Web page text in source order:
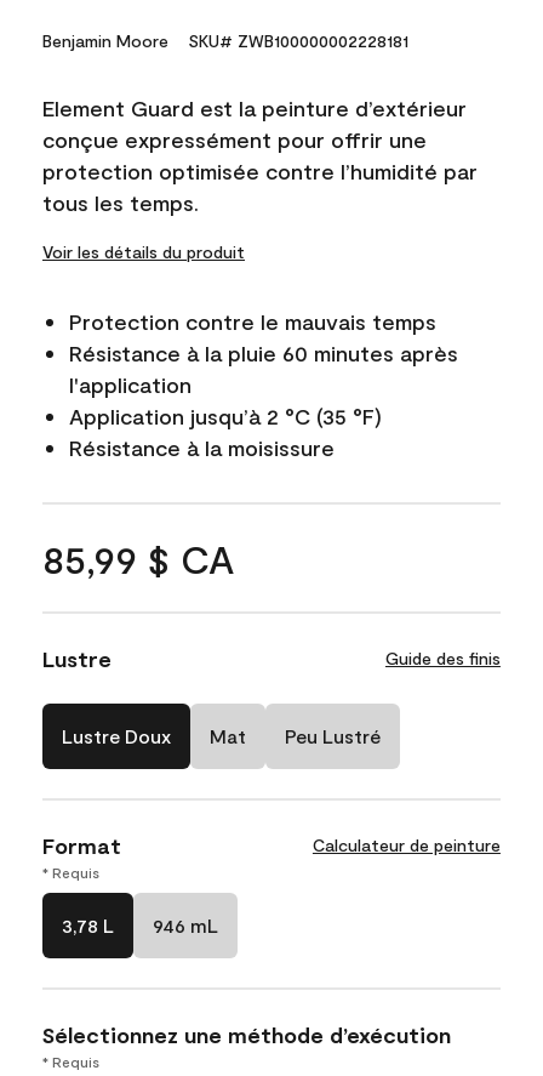
Benjamin Moore SKU# ZWB100000002228181
Element Guard est la peinture d’extérieur
conçue expressément pour offrir une
protection optimisée contre l’humidité par
tous les temps.
Voir les détails du produit
Protection contre le mauvais temps
Résistance à la pluie 60 minutes après
l'application
Application jusqu’à 2 °C (35 °F)
Résistance à la moisissure
85,99 $ CA
Lustre Guide des finis
Lustre Doux Mat Peu Lustré
Format Calculateur de peinture
* Requis
3,78 L 946 mL
Sélectionnez une méthode d’exécution
* Requis